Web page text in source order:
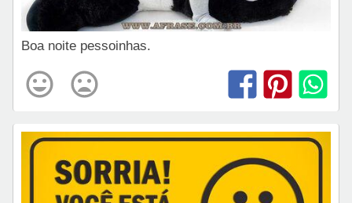
Boa noite pessoinhas.